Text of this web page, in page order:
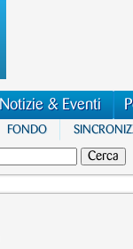
Notizie & Eventi
FONDO